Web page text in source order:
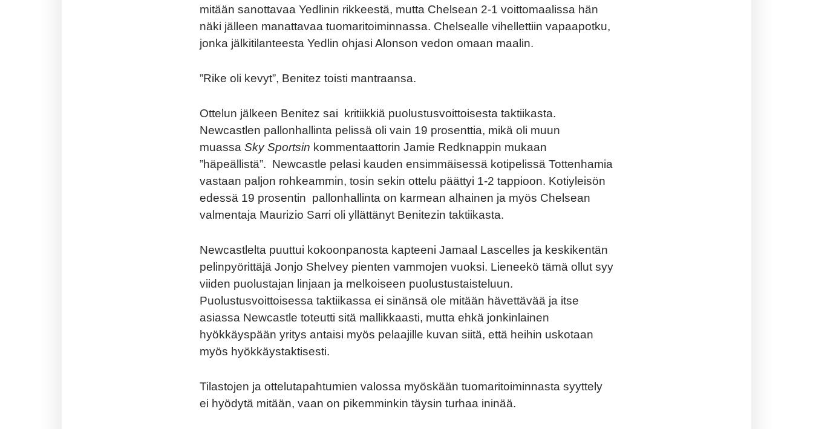
mitään sanottavaa Yedlinin rikkeestä, mutta Chelsean 2-1 voittomaalissa hän
näki jälleen manattavaa tuomaritoiminnassa. Chelsealle vihellettiin vapaapotku,
jonka jälkitilanteesta Yedlin ohjasi Alonson vedon omaan maalin.
”Rike oli kevyt”, Benitez toisti mantraansa.
Ottelun jälkeen Benitez sai kritiikkiä puolustusvoittoisesta taktiikasta.
Newcastlen pallonhallinta pelissä oli vain 19 prosenttia, mikä oli muun
muassa Sky Sportsin kommentaattorin Jamie Redknappin mukaan
”häpeällistä”. Newcastle pelasi kauden ensimmäisessä kotipelissä Tottenhamia
vastaan paljon rohkeammin, tosin sekin ottelu päättyi 1-2 tappioon. Kotiyleisön
edessä 19 prosentin pallonhallinta on karmean alhainen ja myös Chelsean
valmentaja Maurizio Sarri oli yllättänyt Benitezin taktiikasta.
Newcastlelta puuttui kokoonpanosta kapteeni Jamaal Lascelles ja keskikentän
pelinpyörittäjä Jonjo Shelvey pienten vammojen vuoksi. Lieneekö tämä ollut syy
viiden puolustajan linjaan ja melkoiseen puolustustaisteluun.
Puolustusvoittoisessa taktiikassa ei sinänsä ole mitään hävettävää ja itse
asiassa Newcastle toteutti sitä mallikkaasti, mutta ehkä jonkinlainen
hyökkäyspään yritys antaisi myös pelaajille kuvan siitä, että heihin uskotaan
myös hyökkäystaktisesti.
Tilastojen ja ottelutapahtumien valossa myöskään tuomaritoiminnasta syyttely
ei hyödytä mitään, vaan on pikemminkin täysin turhaa ininää.